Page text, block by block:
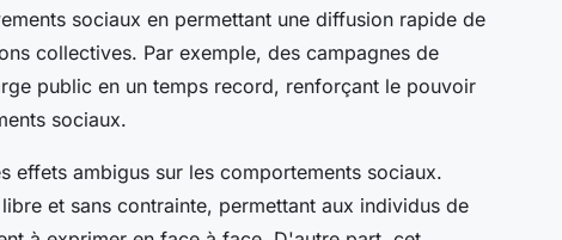
sociaux en permettant une diffusion rapide de
collectives. Par exemple, des campagnes de
public en un temps record, renforçant le pouvoir
sociaux.
effets ambigus sur les comportements sociaux.
et sans contrainte, permettant aux individus de